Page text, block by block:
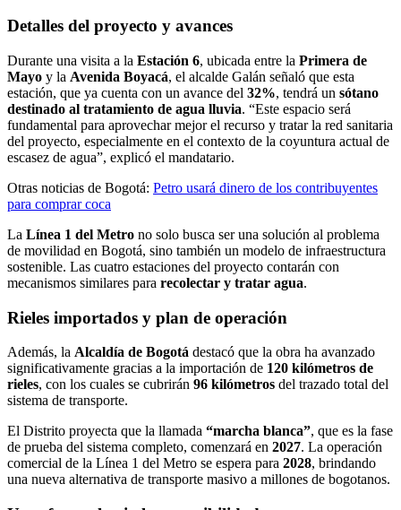
Detalles del proyecto y avances
Durante una visita a la Estación 6, ubicada entre la Primera de
Mayo y la Avenida Boyacá, el alcalde Galán señaló que esta
estación, que ya cuenta con un avance del 32%, tendrá un sótano
destinado al tratamiento de agua lluvia. “Este espacio será
fundamental para aprovechar mejor el recurso y tratar la red sanitaria
del proyecto, especialmente en el contexto de la coyuntura actual de
escasez de agua”, explicó el mandatario.
Otras noticias de Bogotá: Petro usará dinero de los contribuyentes
para comprar coca
La Línea 1 del Metro no solo busca ser una solución al problema
de movilidad en Bogotá, sino también un modelo de infraestructura
sostenible. Las cuatro estaciones del proyecto contarán con
mecanismos similares para recolectar y tratar agua.
Rieles importados y plan de operación
Además, la Alcaldía de Bogotá destacó que la obra ha avanzado
significativamente gracias a la importación de 120 kilómetros de
rieles, con los cuales se cubrirán 96 kilómetros del trazado total del
sistema de transporte.
El Distrito proyecta que la llamada “marcha blanca”, que es la fase
de prueba del sistema completo, comenzará en 2027. La operación
comercial de la Línea 1 del Metro se espera para 2028, brindando
una nueva alternativa de transporte masivo a millones de bogotanos.